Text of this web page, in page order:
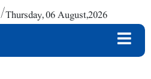
/ Thursday, 06 August,2026